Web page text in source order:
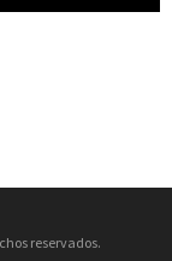
reservados.